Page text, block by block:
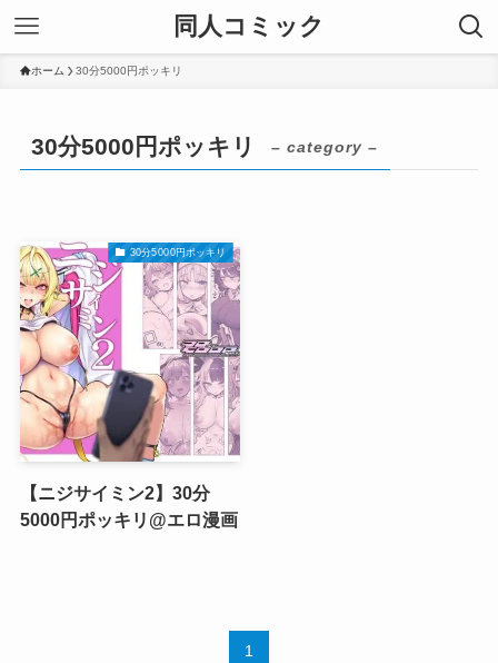
同人コミック
ホーム 30分5000円ポッキリ
30分5000円ポッキリ – category –
30分5000円ポッキリ
【ニジサイミン2】30分
5000円ポッキリ@エロ漫画
1